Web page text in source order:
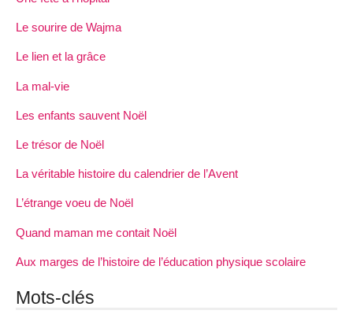
Le sourire de Wajma
Le lien et la grâce
La mal-vie
Les enfants sauvent Noël
Le trésor de Noël
La véritable histoire du calendrier de l’Avent
L’étrange voeu de Noël
Quand maman me contait Noël
Aux marges de l’histoire de l’éducation physique scolaire
Mots-clés